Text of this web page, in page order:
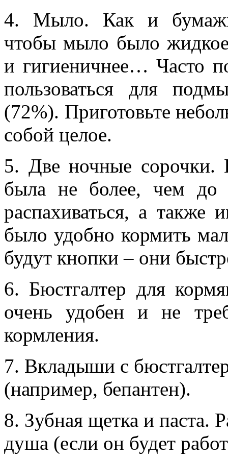
4. Мыло. Как и
чтобы мыло было
и гигиеничнее… Часто
пользоваться для
(72%). Приготовьте
собой целое.
5. Две ночные сорочки.
была не более, чем
распахиваться, а также
было удобно кормить
будут кнопки – они
6. Бюстгалтер для
очень удобен и не
кормления.
7. Вкладыши с
(например, бепантен).
8. Зубная щетка и паста.
душа (если он будет